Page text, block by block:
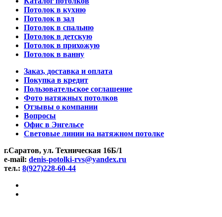
Потолок в кухню
Потолок в зал
Потолок в спальню
Потолок в детскую
Потолок в прихожую
Потолок в ванну
Заказ, доставка и оплата
Покупка в кредит
Пользовательское соглашение
Фото натяжных потолков
Отзывы о компании
Вопросы
Офис в Энгельсе
Световые линии на натяжном потолке
г.Саратов, ул. Техническая 16Б/1
e-mail: denis-potolki-rvs@yandex.ru
тел.: 8(927)228-60-44